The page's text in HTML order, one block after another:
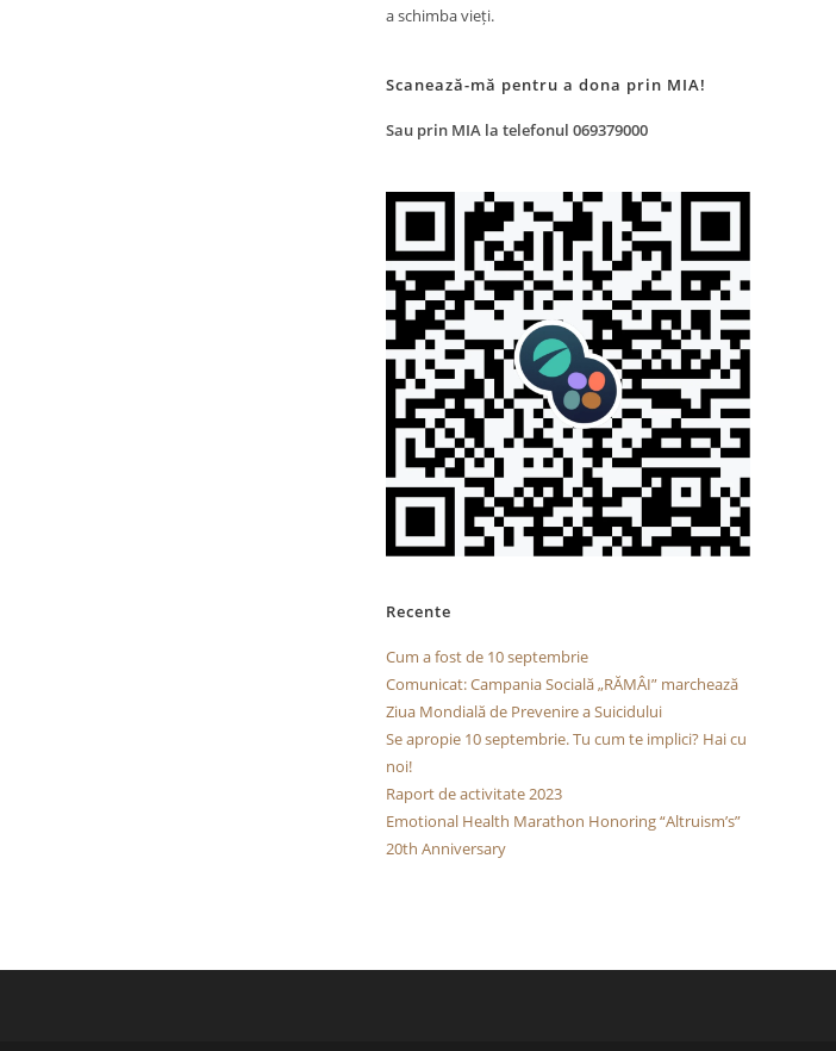
a schimba vieți.
Scanează-mă pentru a dona prin MIA!
Sau prin MIA la telefonul 069379000
Recente
Cum a fost de 10 septembrie
Comunicat: Campania Socială „RĂMÂI” marchează
Ziua Mondială de Prevenire a Suicidului
Se apropie 10 septembrie. Tu cum te implici? Hai cu
noi!
Raport de activitate 2023
Emotional Health Marathon Honoring “Altruism’s”
20th Anniversary